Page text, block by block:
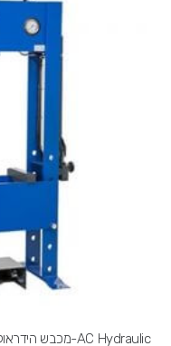
AC Hydraulic-מכבש הידראולי 60 טון ,תוצרת דנמרק